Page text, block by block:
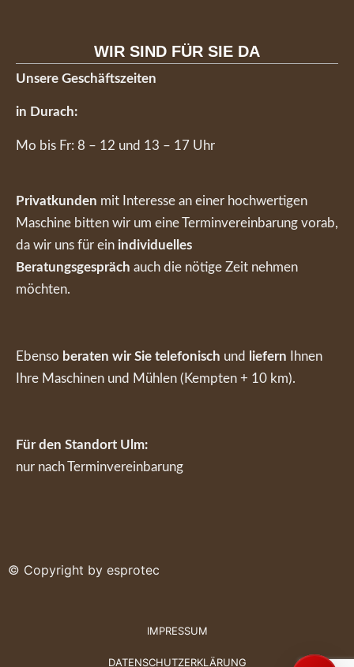
WIR SIND FÜR SIE DA
Unsere Geschäftszeiten
in Durach:
Mo bis Fr: 8 – 12 und 13 – 17 Uhr
Privatkunden mit Interesse an einer hochwertigen
Maschine bitten wir um eine Terminvereinbarung vorab,
da wir uns für ein individuelles
Beratungsgespräch auch die nötige Zeit nehmen
möchten.
Ebenso beraten wir Sie telefonisch und liefern Ihnen
Ihre Maschinen und Mühlen (Kempten + 10 km).
Für den Standort Ulm:
nur nach Terminvereinbarung
© Copyright by esprotec
IMPRESSUM
DATENSCHUTZERKLÄRUNG